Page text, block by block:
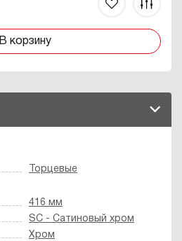
В корзину
Торцевые
416 мм
SC - Сатиновый хром
Хром